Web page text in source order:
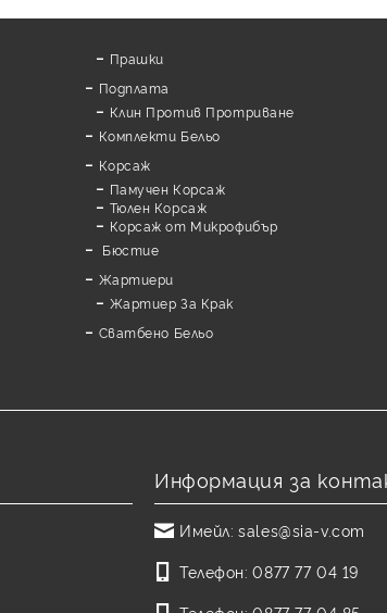
Прашки
Подплата
Клин Против Протриване
Комплекти Бельо
Корсаж
Памучен Корсаж
Тюлен Корсаж
Корсаж от Микрофибър
Бюстие
Жартиери
Жартиер За Крак
Сватбено Бельо
Информация за
Имейл: sales@sia-v.com
Телефон: 0877 77 04 19